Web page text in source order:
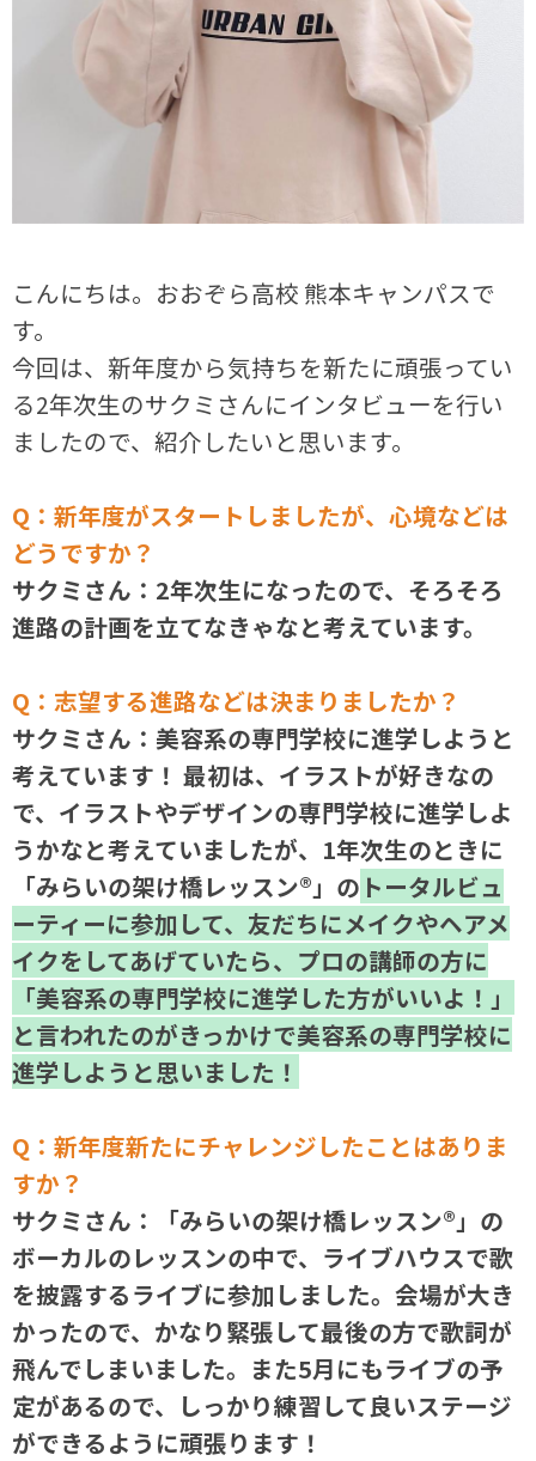
こんにちは。おおぞら高校 熊本キャンパスで
す。
今回は、新年度から気持ちを新たに頑張ってい
る2年次生のサクミさんにインタビューを行い
ましたので、紹介したいと思います。
Q：新年度がスタートしましたが、心境などは
どうですか？
サクミさん：2年次生になったので、そろそろ
進路の計画を立てなきゃなと考えています。
Q：志望する進路などは決まりましたか？
サクミさん：美容系の専門学校に進学しようと
考えています！ 最初は、イラストが好きなの
で、イラストやデザインの専門学校に進学しよ
うかなと考えていましたが、1年次生のときに
「みらいの架け橋レッスン®」の トータルビュ
ーティーに参加して、友だちにメイクやヘアメ
イクをしてあげていたら、プロの講師の方に
「美容系の専門学校に進学した方がいいよ！」
と言われたのがきっかけで美容系の専門学校に
進学しようと思いました！
Q：新年度新たにチャレンジしたことはありま
すか？
サクミさん：「みらいの架け橋レッスン®」の
ボーカルのレッスンの中で、ライブハウスで歌
を披露するライブに参加しました。会場が大き
かったので、かなり緊張して最後の方で歌詞が
飛んでしまいました。また5月にもライブの予
定があるので、しっかり練習して良いステージ
ができるように頑張ります！